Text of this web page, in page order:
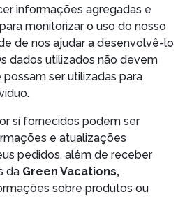
informações agregadas e
monitorizar o uso do nosso
de nos ajudar a desenvolvê-lo
dados utilizados não devem
ser utilizadas para
si fornecidos podem ser
e atualizações
pedidos, além de receber
da Green Vacations,
sobre produtos ou